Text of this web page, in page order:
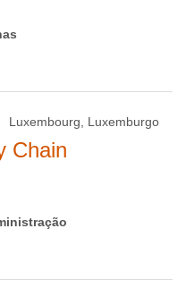
Luxembourg, Luxemburgo
Chain